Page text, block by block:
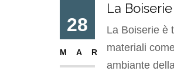
28
MAR
La
La Boiserie è
materiali
ambiante